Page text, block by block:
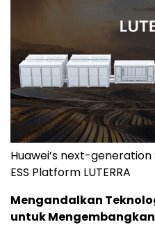
Huawei’s next-
ESS Platform LUTERRA
Mengandalkan
untuk